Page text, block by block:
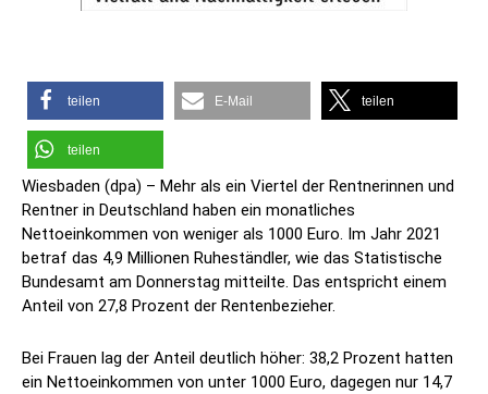
teilen E-Mail teilen
teilen
Wiesbaden (dpa) – Mehr als ein Viertel der Rentnerinnen und
Rentner in Deutschland haben ein monatliches
Nettoeinkommen von weniger als 1000 Euro. Im Jahr 2021
betraf das 4,9 Millionen Ruheständler, wie das Statistische
Bundesamt am Donnerstag mitteilte. Das entspricht einem
Anteil von 27,8 Prozent der Rentenbezieher.
Bei Frauen lag der Anteil deutlich höher: 38,2 Prozent hatten
ein Nettoeinkommen von unter 1000 Euro, dagegen nur 14,7